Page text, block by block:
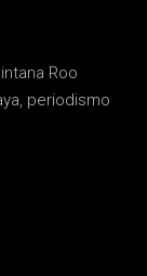
Roo
periodismo